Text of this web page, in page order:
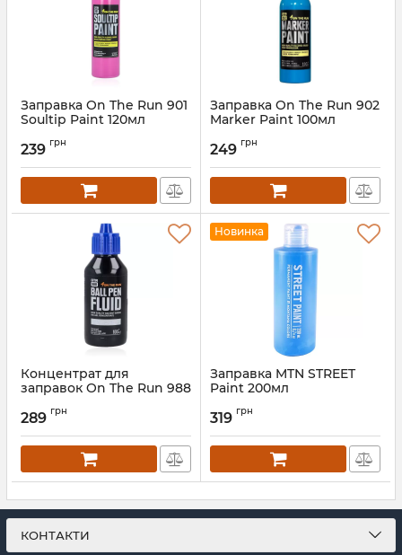
Заправка On The Run 901
Soultip Paint 120мл
239 грн
Заправка On The Run 902
Marker Paint 100мл
249 грн
Концентрат для
заправок On The Run 988
289 грн
Новинка
Заправка MTN STREET
Paint 200мл
319 грн
КОНТАКТИ